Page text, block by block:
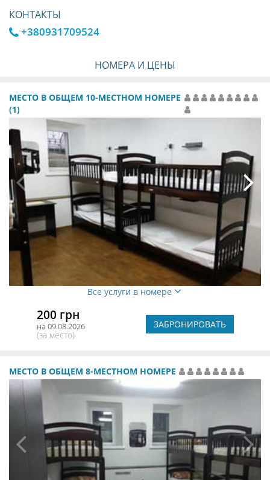
КОНТАКТЫ
+380931709524
НОМЕРА И ЦЕНЫ
МЕСТО В ОБЩЕМ 10-МЕСТНОМ НОМЕРЕ
(1)
Все услуги в номере
200 грн
на 09.08.2026
(за место)
ЗАБРОНИРОВАТЬ
МЕСТО В ОБЩЕМ 8-МЕСТНОМ НОМЕРЕ